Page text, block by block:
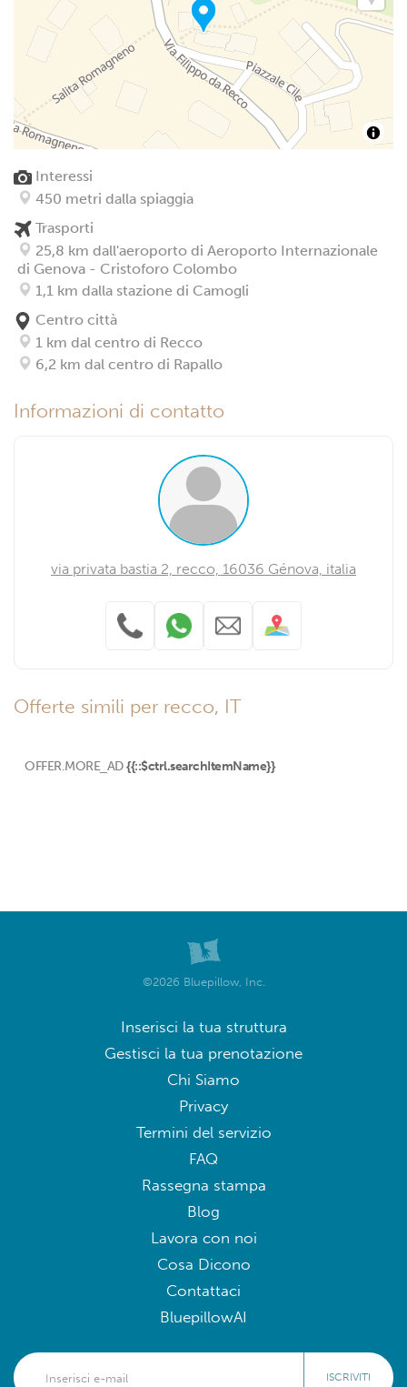
Interessi
450 metri dalla spiaggia
Trasporti
25,8 km dall'aeroporto di Aeroporto Internazionale
di Genova - Cristoforo Colombo
1,1 km dalla stazione di Camogli
Centro città
1 km dal centro di Recco
6,2 km dal centro di Rapallo
Informazioni di contatto
via privata bastia 2, recco, 16036 Génova, italia
Offerte simili per recco, IT
OFFER.MORE_AD {{::$ctrl.searchItemName}}
©2026 Bluepillow, Inc.
Inserisci la tua struttura
Gestisci la tua prenotazione
Chi Siamo
Privacy
Termini del servizio
FAQ
Rassegna stampa
Blog
Lavora con noi
Cosa Dicono
Contattaci
BluepillowAI
ISCRIVITI